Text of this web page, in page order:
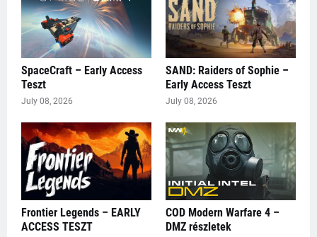
SpaceCraft – Early Access
Teszt
July 08, 2026
SAND: Raiders of Sophie –
Early Access Teszt
July 08, 2026
Frontier Legends – EARLY
ACCESS TESZT
COD Modern Warfare 4 –
DMZ részletek